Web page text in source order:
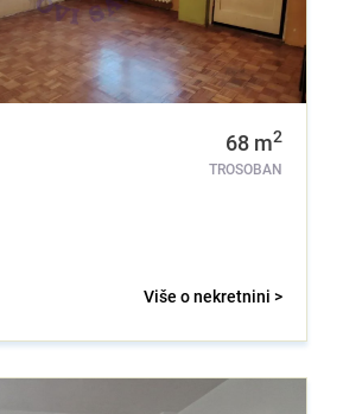
68 m2
TROSOBAN
Više o nekretnini >